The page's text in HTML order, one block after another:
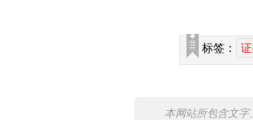
标签：
本网站所包含文